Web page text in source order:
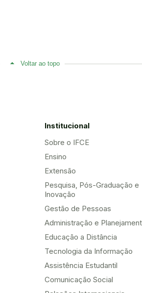
Voltar ao topo
Institucional
Sobre o IFCE
Ensino
Extensão
Pesquisa, Pós-Graduação e
Inovação
Gestão de Pessoas
Administração e
Educação a Distância
Tecnologia da Informação
Assistência Estudantil
Comunicação Social